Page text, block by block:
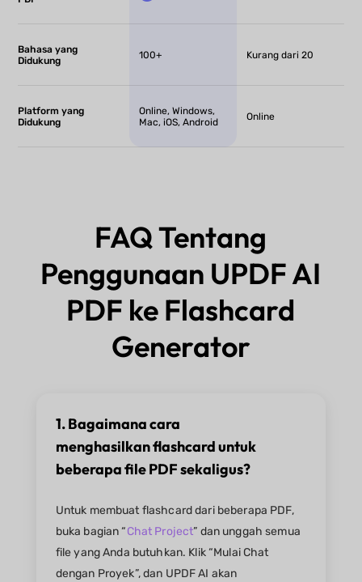
Bahasa yang
Didukung
100+ Kurang dari 20
Platform yang
Didukung
Online, Windows,
Mac, iOS, Android
Online
FAQ Tentang
Penggunaan UPDF AI
PDF ke Flashcard
Generator
1. Bagaimana cara
menghasilkan flashcard untuk
beberapa file PDF sekaligus?
Untuk membuat flashcard dari beberapa PDF,
buka bagian “Chat Project” dan unggah semua
file yang Anda butuhkan. Klik “Mulai Chat
dengan Proyek”, dan UPDF AI akan